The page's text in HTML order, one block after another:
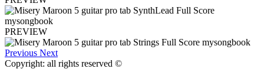
PREVIEW
Previous Next
Copyright: all rights reserved ©